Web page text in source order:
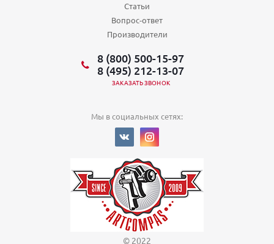
Статьи
Вопрос-ответ
Производители
8 (800) 500-15-97
8 (495) 212-13-07
ЗАКАЗАТЬ ЗВОНОК
Мы в социальных сетях:
© 2022